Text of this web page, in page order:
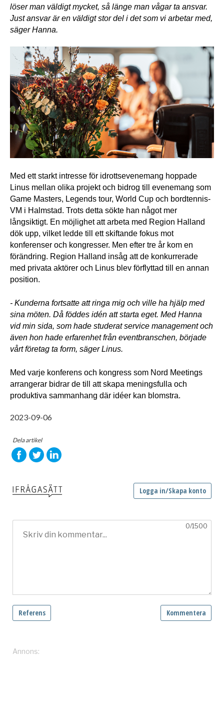
löser man väldigt mycket, så länge man vågar ta ansvar.
Just ansvar är en väldigt stor del i det som vi arbetar med,
säger Hanna.
Med ett starkt intresse för idrottsevenemang hoppade
Linus mellan olika projekt och bidrog till evenemang som
Game Masters, Legends tour, World Cup och bordtennis-
VM i Halmstad. Trots detta sökte han något mer
långsiktigt. En möjlighet att arbeta med Region Halland
dök upp, vilket ledde till ett skiftande fokus mot
konferenser och kongresser. Men efter tre år kom en
förändring. Region Halland insåg att de konkurrerade
med privata aktörer och Linus blev förflyttad till en annan
position.
- Kunderna fortsatte att ringa mig och ville ha hjälp med
sina möten. Då föddes idén att starta eget. Med Hanna
vid min sida, som hade studerat service management och
även hon hade erfarenhet från eventbranschen, började
vårt företag ta form, säger Linus.
Med varje konferens och kongress som Nord Meetings
arrangerar bidrar de till att skapa meningsfulla och
produktiva sammanhang där idéer kan blomstra.
2023-09-06
Dela artikel